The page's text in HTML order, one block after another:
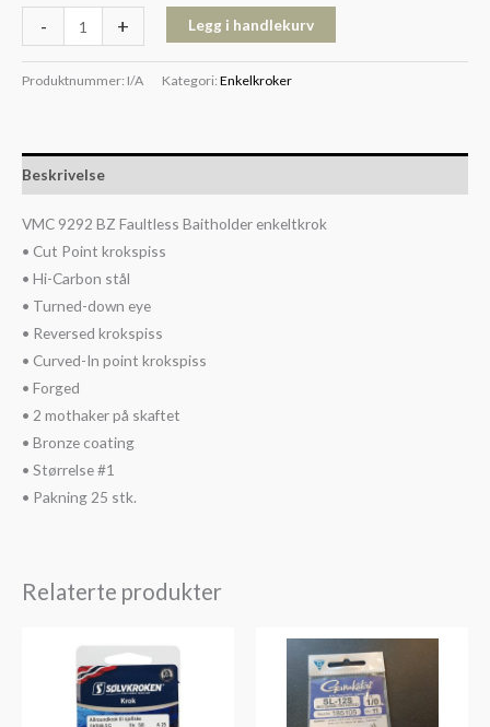
- + Legg i handlekurv
Produktnummer: I/A Kategori: Enkelkroker
Beskrivelse
VMC 9292 BZ Faultless Baitholder enkeltkrok
• Cut Point krokspiss
• Hi-Carbon stål
• Turned-down eye
• Reversed krokspiss
• Curved-In point krokspiss
• Forged
• 2 mothaker på skaftet
• Bronze coating
• Størrelse #1
• Pakning 25 stk.
Relaterte produkter